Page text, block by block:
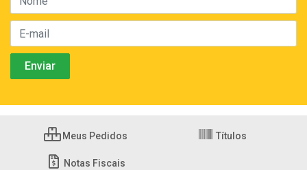
Meus Pedidos Títulos
Notas Fiscais